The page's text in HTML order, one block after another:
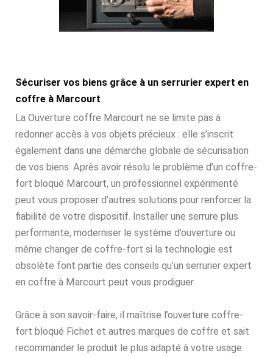
Sécuriser vos biens grâce à un serrurier expert en
coffre à Marcourt
La Ouverture coffre Marcourt ne se limite pas à
redonner accès à vos objets précieux : elle s’inscrit
également dans une démarche globale de sécurisation
de vos biens. Après avoir résolu le problème d’un coffre-
fort bloqué Marcourt, un professionnel expérimenté
peut vous proposer d’autres solutions pour renforcer la
fiabilité de votre dispositif. Installer une serrure plus
performante, moderniser le système d’ouverture ou
même changer de coffre-fort si la technologie est
obsolète font partie des conseils qu’un serrurier expert
en coffre à Marcourt peut vous prodiguer.
Grâce à son savoir-faire, il maîtrise l’ouverture coffre-
fort bloqué Fichet et autres marques de coffre et sait
recommander le produit le plus adapté à votre usage.